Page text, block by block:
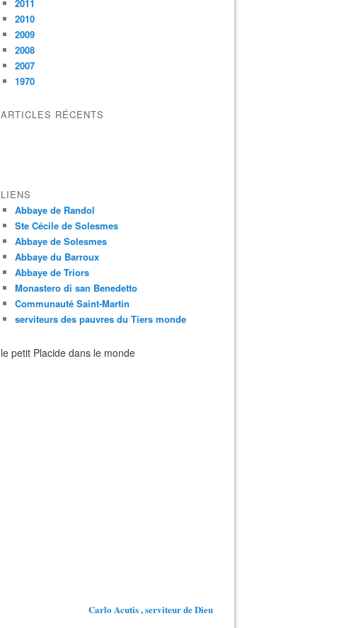
2011
2010
2009
2008
2007
1970
ARTICLES RÉCENTS
LIENS
Abbaye de Randol
Ste Cécile de Solesmes
Abbaye de Solesmes
Abbaye du Barroux
Abbaye de Triors
Monastero di san Benedetto
Communauté Saint-Martin
serviteurs des pauvres du Tiers monde
le petit Placide dans le monde
Carlo Acutis , serviteur de Dieu